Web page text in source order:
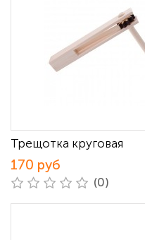
Трещотка круговая
170 руб
(0)